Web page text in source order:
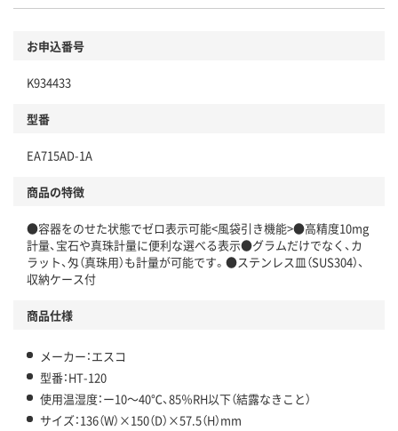
お申込番号
K934433
型番
EA715AD-1A
商品の特徴
●容器をのせた状態でゼロ表示可能<風袋引き機能>●高精度10mg
計量、宝石や真珠計量に便利な選べる表示●グラムだけでなく、カ
ラット、匁（真珠用）も計量が可能です。●ステンレス皿（SUS304）、
収納ケース付
商品仕様
メーカー：エスコ
型番：HT-120
使用温湿度：ー10～40℃、85％RH以下（結露なきこと）
サイズ：136（W）×150（D）×57.5（H）mm